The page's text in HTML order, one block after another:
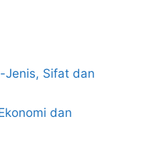
Jenis, Sifat dan
dan